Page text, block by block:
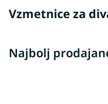
Vzmetnice za
Najbolj